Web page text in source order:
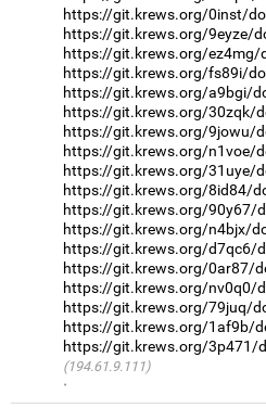
https://git.krews.org/0inst/
https://git.krews.org/9eyze/
https://git.krews.org/ez4mg/
https://git.krews.org/fs89i/
https://git.krews.org/a9bgi/
https://git.krews.org/30zqk/
https://git.krews.org/9jowu/
https://git.krews.org/n1voe/
https://git.krews.org/31uye/
https://git.krews.org/8id84/
https://git.krews.org/90y67/
https://git.krews.org/n4bjx/
https://git.krews.org/d7qc6/
https://git.krews.org/0ar87/
https://git.krews.org/nv0q0/
https://git.krews.org/79juq/
https://git.krews.org/1af9b/
https://git.krews.org/3p471/
(194.61.9.111)
·